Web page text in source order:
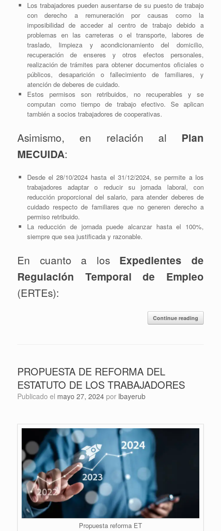
Los trabajadores pueden ausentarse de su puesto de trabajo
con derecho a remuneración por causas como la
imposibilidad de acceder al centro de trabajo debido a
problemas en las carreteras o el transporte, labores de
traslado, limpieza y acondicionamiento del domicilio,
recuperación de enseres y otros efectos personales,
realización de trámites para obtener documentos oficiales o
públicos, desaparición o fallecimiento de familiares, y
atención de deberes de cuidado.
Estos permisos son retribuidos, no recuperables y se
computan como tiempo de trabajo efectivo. Se aplican
también a socios trabajadores de cooperativas.
Asimismo, en relación al Plan
MECUIDA:
Desde el 28/10/2024 hasta el 31/12/2024, se permite a los
trabajadores adaptar o reducir su jornada laboral, con
reducción proporcional del salario, para atender deberes de
cuidado respecto de familiares que no generen derecho a
permiso retribuido.
La reducción de jornada puede alcanzar hasta el 100%,
siempre que sea justificada y razonable.
En cuanto a losExpedientes de
Regulación Temporal de Empleo
(ERTEs):
Continue reading
PROPUESTA DE REFORMA DEL
ESTATUTO DE LOS TRABAJADORES
Publicado el mayo 27, 2024 por lbayerub
Propuesta reforma ET